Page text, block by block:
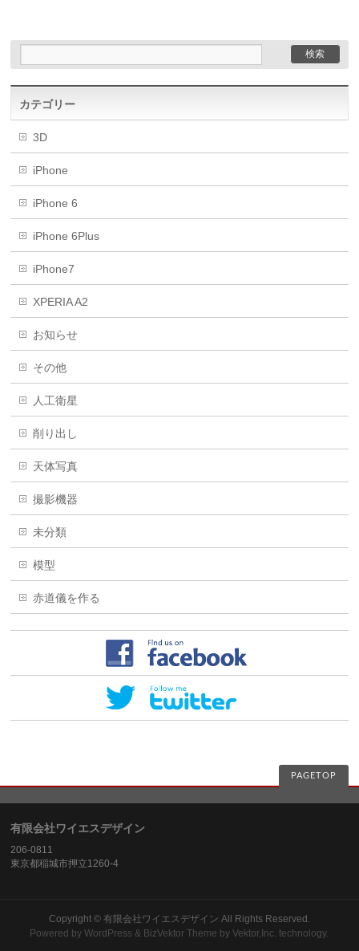
カテゴリー
3D
iPhone
iPhone 6
iPhone 6Plus
iPhone7
XPERIA A2
お知らせ
その他
人工衛星
削り出し
天体写真
撮影機器
未分類
模型
赤道儀を作る
PAGETOP
有限会社ワイエスデザイン
206-0811
東京都稲城市押立1260-4
Copyright © 有限会社ワイエスデザイン All Rights Reserved.
Powered byWordPress & BizVektor Theme byVektor,Inc. technology.